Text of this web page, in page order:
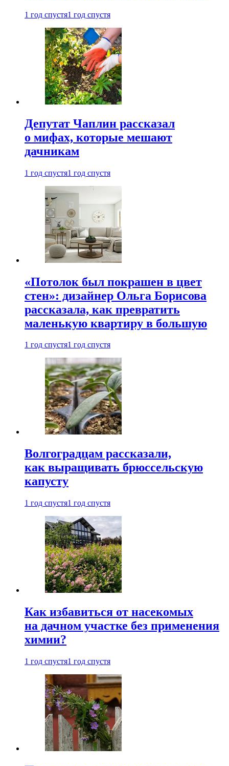
1 год спустя1 год спустя
Депутат Чаплин рассказал
о мифах, которые мешают
дачникам
1 год спустя1 год спустя
«Потолок был покрашен в цвет
стен»: дизайнер Ольга Борисова
рассказала, как превратить
маленькую квартиру в большую
1 год спустя1 год спустя
Волгоградцам рассказали,
как выращивать брюссельскую
капусту
1 год спустя1 год спустя
Как избавиться от насекомых
на дачном участке без применения
химии?
1 год спустя1 год спустя